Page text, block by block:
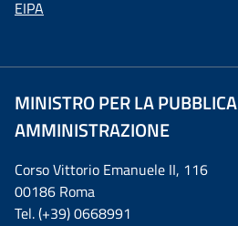
EIPA
MINISTRO PER LA PUBBLICA
AMMINISTRAZIONE
Corso Vittorio Emanuele II, 116
00186 Roma
Tel. (+39) 0668991